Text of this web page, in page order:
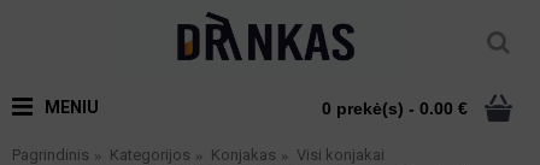
0 prekė(s) - 0.00 €
MENIU
Pagrindinis Kategorijos Konjakas
Visi konjakai